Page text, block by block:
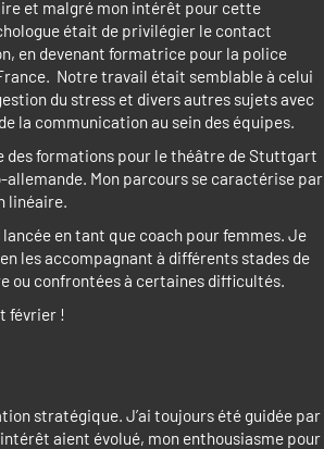
et malgré mon intérêt pour cette
était de privilégier le contact
en devenant formatrice pour la police
Notre travail était semblable à celui
du stress et divers autres sujets avec
la communication au sein des équipes.
des formations pour le théâtre de Stuttgart
Mon parcours se caractérise par
linéaire.
en tant que coach pour femmes. Je
les accompagnant à différents stades de
ou confrontées à certaines difficultés.
février !
stratégique. J’ai toujours été guidée par
aient évolué, mon enthousiasme pour